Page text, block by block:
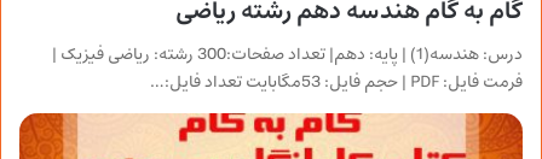
گام به گام هندسه دهم رشته ریاضی
درس: هندسه(1) | پایه: دهم| تعداد صفحات:300 رشته: ریاضی فیزیک |
فرمت فایل: PDF | حجم فایل: 53مگابایت تعداد فایل:…